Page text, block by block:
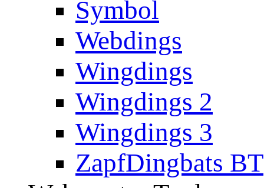
Symbol
Webdings
Wingdings
Wingdings 2
Wingdings 3
ZapfDingbats BT